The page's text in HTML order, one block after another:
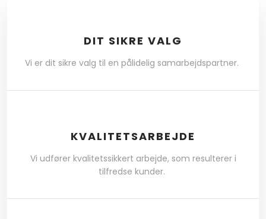
DIT SIKRE VALG
Vi er dit sikre valg til en pålidelig samarbejdspartner.
KVALITETSARBEJDE
Vi udfører kvalitetssikkert arbejde, som resulterer i
tilfredse kunder.